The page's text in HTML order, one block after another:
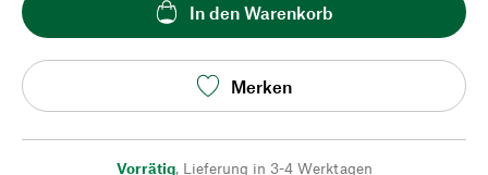
In den Warenkorb
Merken
Vorrätig, Lieferung in 3-4 Werktagen